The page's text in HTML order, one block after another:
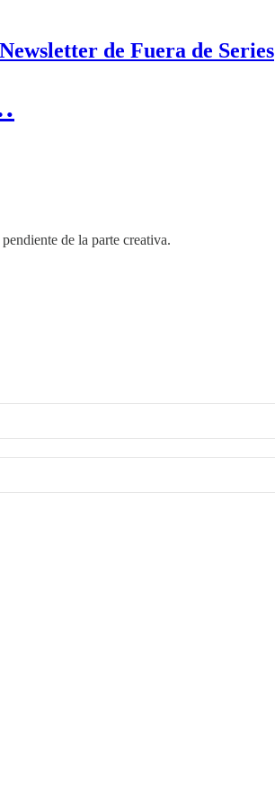
de Fuera de Series
de la parte creativa.